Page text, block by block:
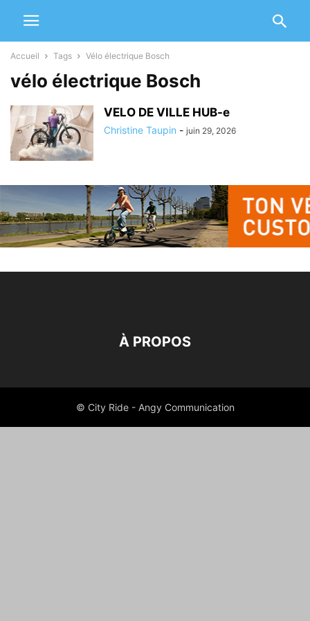
Accueil Tags Vélo électrique Bosch
vélo électrique Bosch
VELO DE VILLE HUB-e
Christine Taupin - juin 29, 2026
À PROPOS
© City Ride - Angy Communication